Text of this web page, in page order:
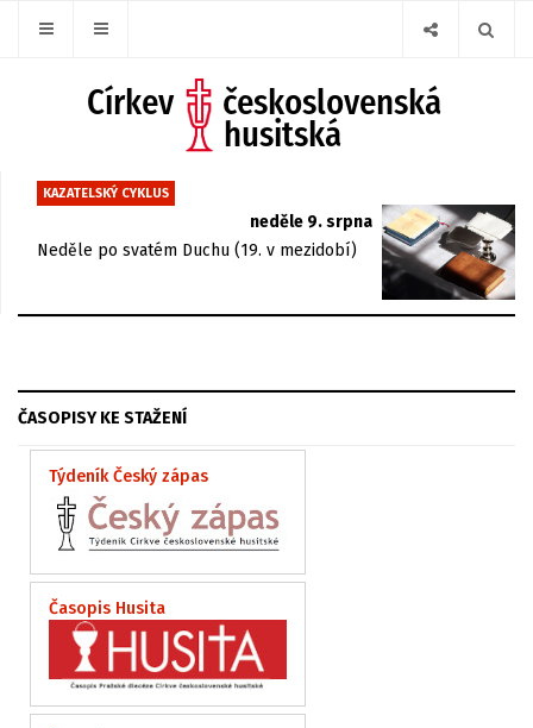
KAZATELSKÝ CYKLUS
neděle 9. srpna
Neděle po svatém Duchu (19. v mezidobí)
ČASOPISY KE STAŽENÍ
Týdeník Český zápas
Časopis Husita